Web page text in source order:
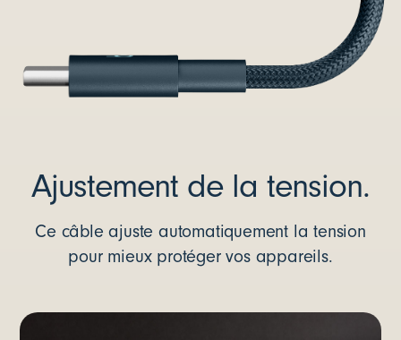
Ajustement de la tension.
Ce câble ajuste automatiquement la tension
pour mieux protéger vos appareils.